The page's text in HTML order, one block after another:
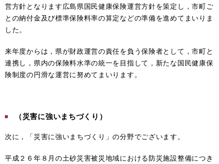
営方針となります広島県国民健康保険運営方針を策定し，市町ご
との納付金及び標準保険料率の算定などの準備を進めてまいりま
した。
来年度からは，県が財政運営の責任を負う保険者として，市町と
連携し，県内の保険料水準の統一を目指して，新たな国民健康保
険制度の円滑な運営に努めてまいります。
（災害に強いまちづくり）
次に，「災害に強いまちづくり」の分野でございます。
平成２６年８月の土砂災害被災地域における防災施設整備につき